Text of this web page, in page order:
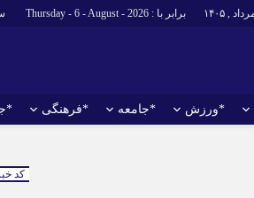
برابر با : Thursday - 6 - August - 2026
*ورزش *جامعه *فرهنگی
کد